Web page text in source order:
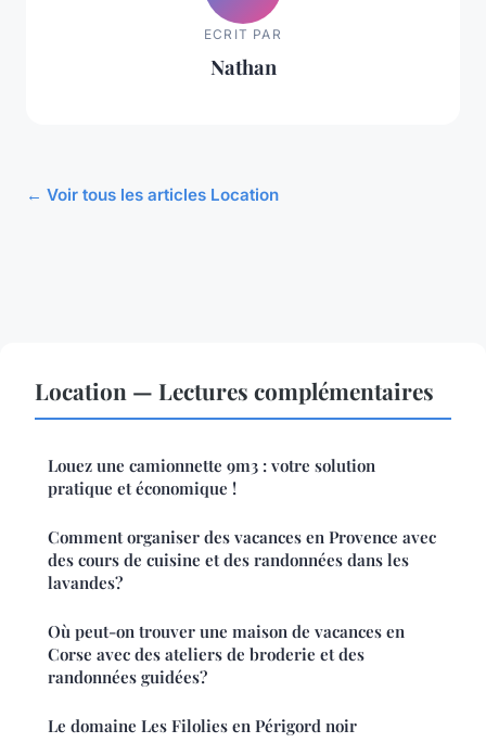
ECRIT PAR
Nathan
← Voir tous les articles Location
Location — Lectures complémentaires
Louez une camionnette 9m3 : votre solution
pratique et économique !
Comment organiser des vacances en Provence avec
des cours de cuisine et des randonnées dans les
lavandes?
Où peut-on trouver une maison de vacances en
Corse avec des ateliers de broderie et des
randonnées guidées?
Le domaine Les Filolies en Périgord noir